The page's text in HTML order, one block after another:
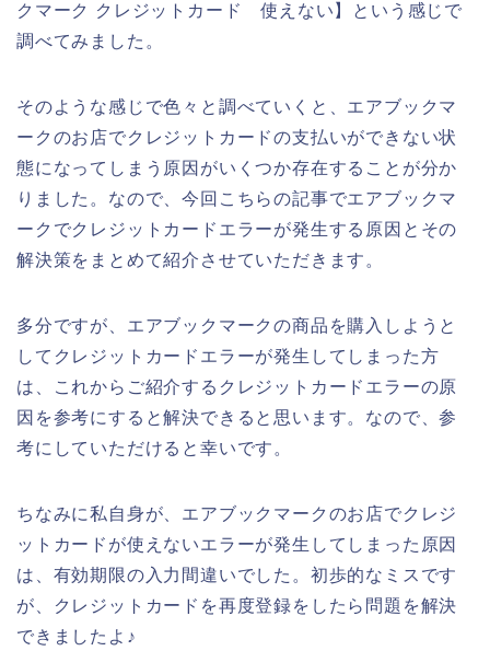
クマーク クレジットカード 使えない】という感じで
調べてみました。
そのような感じで色々と調べていくと、エアブックマ
ークのお店でクレジットカードの支払いができない状
態になってしまう原因がいくつか存在することが分か
りました。なので、今回こちらの記事でエアブックマ
ークでクレジットカードエラーが発生する原因とその
解決策をまとめて紹介させていただきます。
多分ですが、エアブックマークの商品を購入しようと
してクレジットカードエラーが発生してしまった方
は、これからご紹介するクレジットカードエラーの原
因を参考にすると解決できると思います。なので、参
考にしていただけると幸いです。
ちなみに私自身が、エアブックマークのお店でクレジ
ットカードが使えないエラーが発生してしまった原因
は、有効期限の入力間違いでした。初歩的なミスです
が、クレジットカードを再度登録をしたら問題を解決
できましたよ♪